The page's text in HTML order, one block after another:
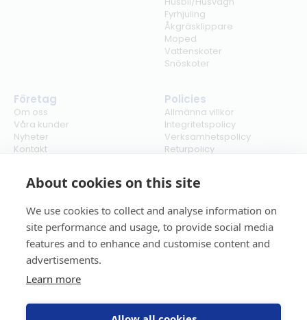
About cookies on this site
We use cookies to collect and analyse information on
site performance and usage, to provide social media
features and to enhance and customise content and
advertisements.
Learn more
Fyrhjuling
Åkgräsklippare
Moped
Vattenskoter
Snöskoter
Företag
Om oss
Våra kunder
Nyheter
Kontakt
Policies
Allmänna villkor
Integritetspolicy
Verksamhetspolicy
Returpolicy
Cookies